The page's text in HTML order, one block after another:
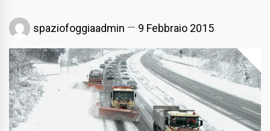
spaziofoggiaadmin 9 Febbraio 2015